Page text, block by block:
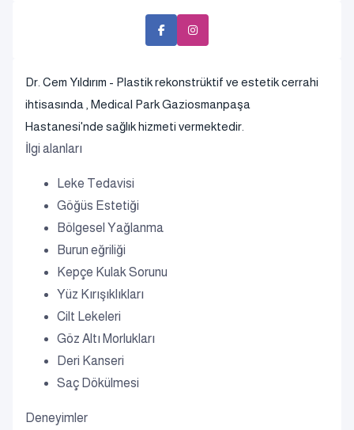
Dr. Cem Yıldırım - Plastik rekonstrüktif ve estetik cerrahi
ihtisasında , Medical Park Gaziosmanpaşa
Hastanesi'nde sağlık hizmeti vermektedir.
İlgi alanları
Leke Tedavisi
Göğüs Estetiği
Bölgesel Yağlanma
Burun eğriliği
Kepçe Kulak Sorunu
Yüz Kırışıklıkları
Cilt Lekeleri
Göz Altı Morlukları
Deri Kanseri
Saç Dökülmesi
Deneyimler